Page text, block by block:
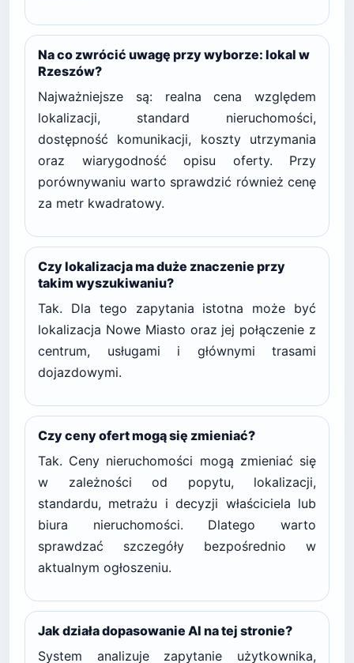
Na co zwrócić uwagę przy wyborze: lokal w
Rzeszów?
Najważniejsze są: realna cena względem
lokalizacji, standard nieruchomości,
dostępność komunikacji, koszty utrzymania
oraz wiarygodność opisu oferty. Przy
porównywaniu warto sprawdzić również cenę
za metr kwadratowy.
Czy lokalizacja ma duże znaczenie przy
takim wyszukiwaniu?
Tak. Dla tego zapytania istotna może być
lokalizacja Nowe Miasto oraz jej połączenie z
centrum, usługami i głównymi trasami
dojazdowymi.
Czy ceny ofert mogą się zmieniać?
Tak. Ceny nieruchomości mogą zmieniać się
w zależności od popytu, lokalizacji,
standardu, metrażu i decyzji właściciela lub
biura nieruchomości. Dlatego warto
sprawdzać szczegóły bezpośrednio w
aktualnym ogłoszeniu.
Jak działa dopasowanie AI na tej stronie?
System analizuje zapytanie użytkownika,